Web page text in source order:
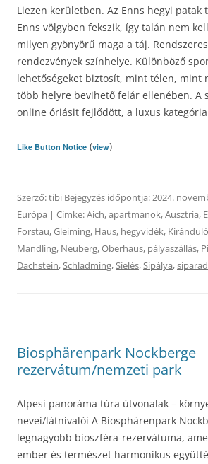
Liezen kerületben. Az Enns hegyi patak
Enns völgyben fekszik, így talán nem
milyen gyönyörű maga a táj.
rendezvények színhelye. Különböző
lehetőségeket biztosít, mint télen, mint
több helyre bevihető felár ellenében. A
online óriásit fejlődött, a luxus
Like Button Notice (view)
Szerző:tibi Bejegyzés időpontja:2024.
Európa | Címke:Aich,apartmanok,Ausztria,
Forstau,Gleiming, Haus, hegyvidék,
Mandling, Neuberg,Oberhaus, pályaszállás,
Dachstein,Schladming,Síelés,Sípálya,
Biosphärenpark Nockberge
rezervátum/nemzeti park
Alpesi panoráma túra útvonalak –
nevei/látnivalói A Biosphärenpark
legnagyobb bioszféra-rezervátuma,
ember és természet harmonikus